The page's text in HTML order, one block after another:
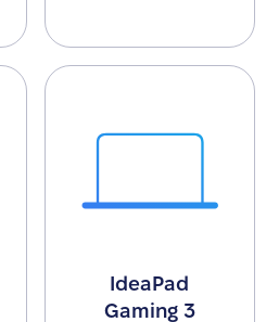
IdeaPad
Gaming 3